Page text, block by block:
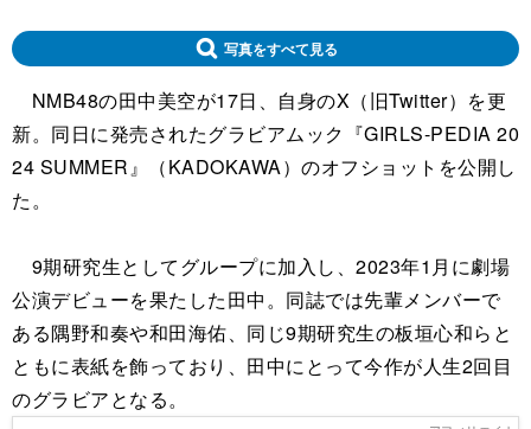
写真をすべて見る
NMB48の田中美空が17日、自身のX（旧Twitter）を更
新。同日に発売されたグラビアムック『GIRLS-PEDIA 20
24 SUMMER』（KADOKAWA）のオフショットを公開し
た。
9期研究生としてグループに加入し、2023年1月に劇場
公演デビューを果たした田中。同誌では先輩メンバーで
ある隅野和奏や和田海佑、同じ9期研究生の板垣心和らと
ともに表紙を飾っており、田中にとって今作が人生2回目
のグラビアとなる。